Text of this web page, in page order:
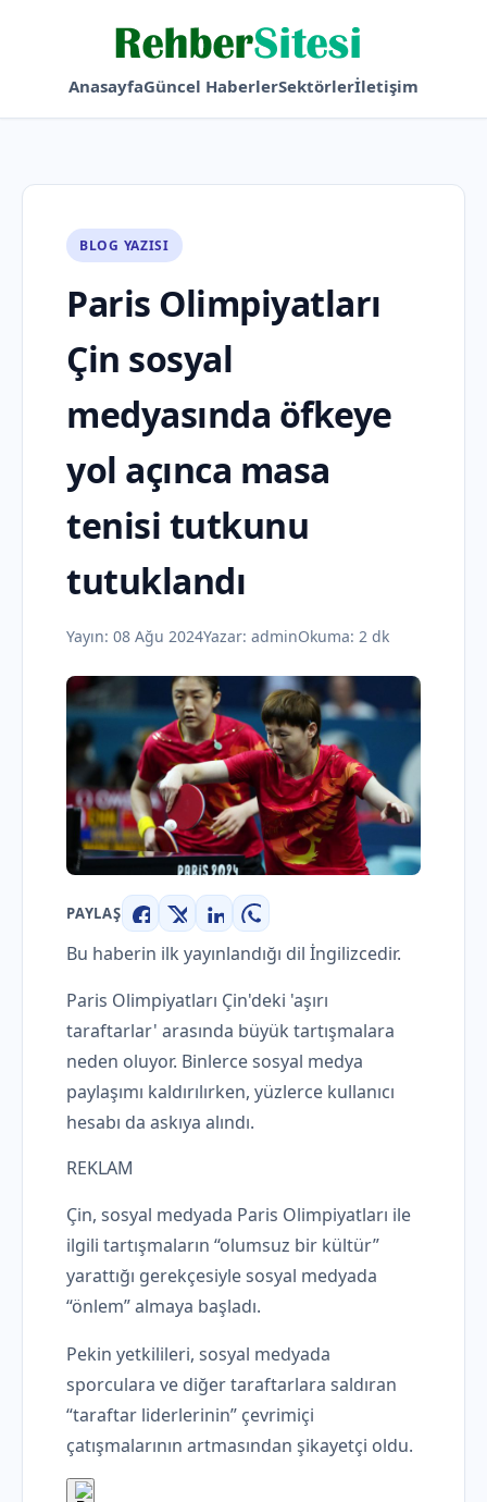
AnasayfaGüncel HaberlerSektörlerİletişim
BLOG YAZISI
Paris Olimpiyatları
Çin sosyal
medyasında öfkeye
yol açınca masa
tenisi tutkunu
tutuklandı
Yayın: 08 Ağu 2024Yazar: adminOkuma: 2 dk
PAYLAŞ
Facebook
X LinkedInWhatsApp
Bu haberin ilk yayınlandığı dil İngilizcedir.
Paris Olimpiyatları Çin'deki 'aşırı
taraftarlar' arasında büyük tartışmalara
neden oluyor. Binlerce sosyal medya
paylaşımı kaldırılırken, yüzlerce kullanıcı
hesabı da askıya alındı.
REKLAM
Çin, sosyal medyada Paris Olimpiyatları ile
ilgili tartışmaların “olumsuz bir kültür”
yarattığı gerekçesiyle sosyal medyada
“önlem” almaya başladı.
Pekin yetkilileri, sosyal medyada
sporculara ve diğer taraftarlara saldıran
“taraftar liderlerinin” çevrimiçi
çatışmalarının artmasından şikayetçi oldu.